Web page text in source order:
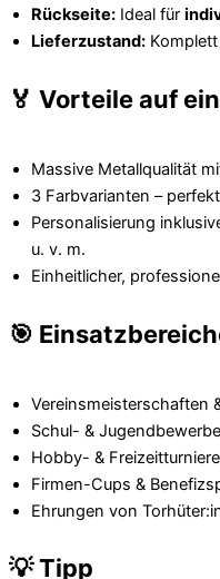
Rückseite: Ideal für
Lieferzustand:
🏅 Vorteile auf
Massive Metallqualität
3 Farbvarianten –
Personalisierung
u. v. m.
Einheitlicher,
🎯
Vereinsmeisterschaften
Schul- & Jugendbewerbe
Hobby- & Freizeitturniere
Firmen-Cups &
Ehrungen von
💡 Tipp